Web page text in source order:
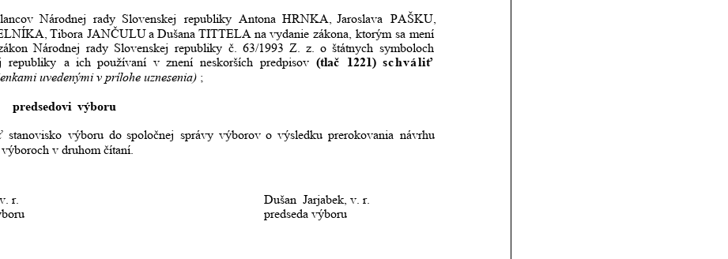
Národnej rady Slovenskej republiky Antona HRNKA, Jaroslava
PAŠKU,
Tibora JANČULUa Dušana TITTELA na vydanie zákona, ktorým sa mení
Národnej rady Slovenskej republiky č. 63/1993 Z. z. o štátnych symboloch
republiky a ich používaní v znení neskorších predpisov (tlač 1221) schváliť
uvedenými v prílohe uznesenia) ;
predsedovi  výboru
stanovisko výboru do spoločnej správy výborov o výsledku prerokovania návrhu
v druhom čítaní.
r.
Dušan  Jarjabek, v. r.
predseda výboru